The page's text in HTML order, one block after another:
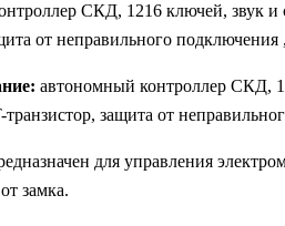
СКД, 1216 ключей, звук и
от неправильного
автономный контроллер СКД,
транзистор, защита от
для управления
замка.